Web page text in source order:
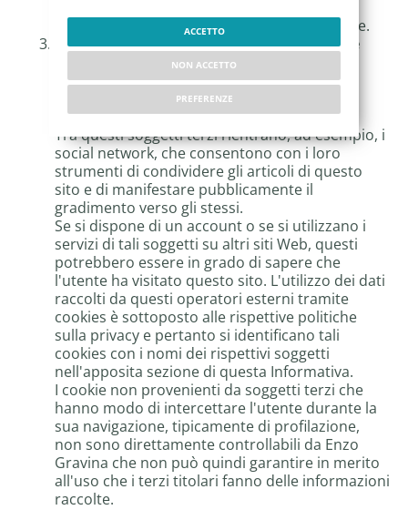
ACCETTO
NON ACCETTO
PREFERENZE
consenso, a garanzia della privacy dell'utente.
Cookie funzionali e di profilazione di terze
In questa categoria sono compresi cookie
erogati da soggetti terzi non direttamente
controllati o controllabili da Enzo Gravina.
Tra questi soggetti terzi rientrano, ad esempio, i
social network, che consentono con i loro
strumenti di condividere gli articoli di questo
sito e di manifestare pubblicamente il
gradimento verso gli stessi.
Se si dispone di un account o se si utilizzano i
servizi di tali soggetti su altri siti Web, questi
potrebbero essere in grado di sapere che
l'utente ha visitato questo sito. L'utilizzo dei dati
raccolti da questi operatori esterni tramite
cookies è sottoposto alle rispettive politiche
sulla privacy e pertanto si identificano tali
cookies con i nomi dei rispettivi soggetti
nell'apposita sezione di questa Informativa.
I cookie non provenienti da soggetti terzi che
hanno modo di intercettare l'utente durante la
sua navigazione, tipicamente di profilazione,
non sono direttamente controllabili da Enzo
Gravina che non può quindi garantire in merito
all'uso che i terzi titolari fanno delle informazioni
raccolte.